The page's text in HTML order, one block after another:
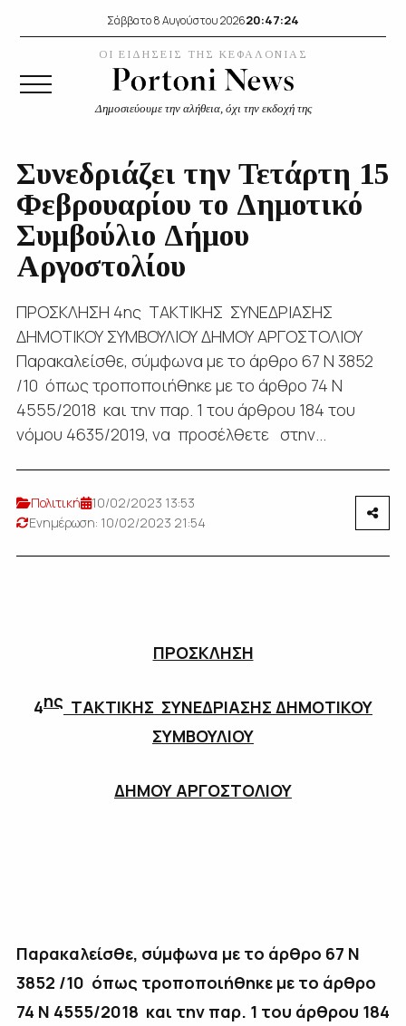
Σάββατο 8 Αυγούστου 202620:47:25
ΟΙ ΕΙΔΗΣΕΙΣ ΤΗΣ ΚΕΦΑΛΟΝΙΑΣ
Δημοσιεύουμε την αλήθεια, όχι την εκδοχή της
Συνεδριάζει την Τετάρτη 15
Φεβρουαρίου το Δημοτικό
Συμβούλιο Δήμου
Αργοστολίου
ΠΡΟΣΚΛΗΣΗ 4ης ΤΑΚΤΙΚΗΣ ΣΥΝΕΔΡΙΑΣΗΣ
ΔΗΜΟΤΙΚΟΥ ΣΥΜΒΟΥΛΙΟΥ ΔΗΜΟΥ ΑΡΓΟΣΤΟΛΙΟΥ
Παρακαλείσθε, σύμφωνα με το άρθρο 67 Ν 3852
/10 όπως τροποποιήθηκε με το άρθρο 74 Ν
4555/2018 και την παρ. 1 του άρθρου 184 του
νόμου 4635/2019, να προσέλθετε στην...
Πολιτική
10/02/2023 13:53
Ενημέρωση: 10/02/2023 21:54
ΠΡΟΣΚΛΗΣΗ
4ης ΤΑΚΤΙΚΗΣ ΣΥΝΕΔΡΙΑΣΗΣ ΔΗΜΟΤΙΚΟΥ
ΣΥΜΒΟΥΛΙΟΥ
ΔΗΜΟΥ ΑΡΓΟΣΤΟΛΙΟΥ
Παρακαλείσθε, σύμφωνα με το άρθρο 67 Ν
3852 /10 όπως τροποποιήθηκε με το άρθρο
74 Ν 4555/2018 και την παρ. 1 του άρθρου 184